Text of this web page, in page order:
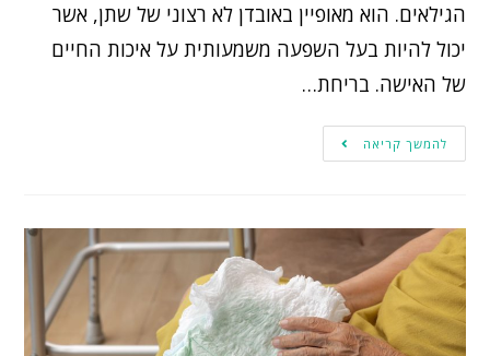
הגילאים. הוא מאופיין באובדן לא רצוני של שתן, אשר
יכול להיות בעל השפעה משמעותית על איכות החיים
של האישה. בריחת…
להמשך קריאה